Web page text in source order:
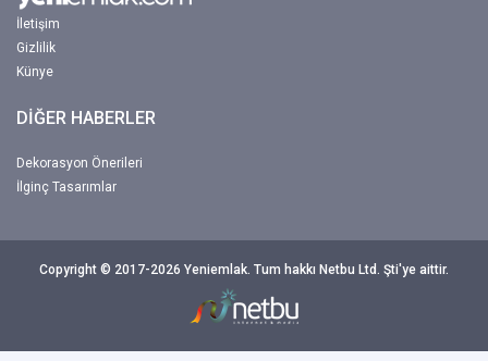
İletişim
Gizlilik
Künye
DİĞER HABERLER
Dekorasyon Önerileri
İlginç Tasarımlar
Copyright © 2017-2026 Yeniemlak. Tum hakkı Netbu Ltd. Şti'ye aittir.